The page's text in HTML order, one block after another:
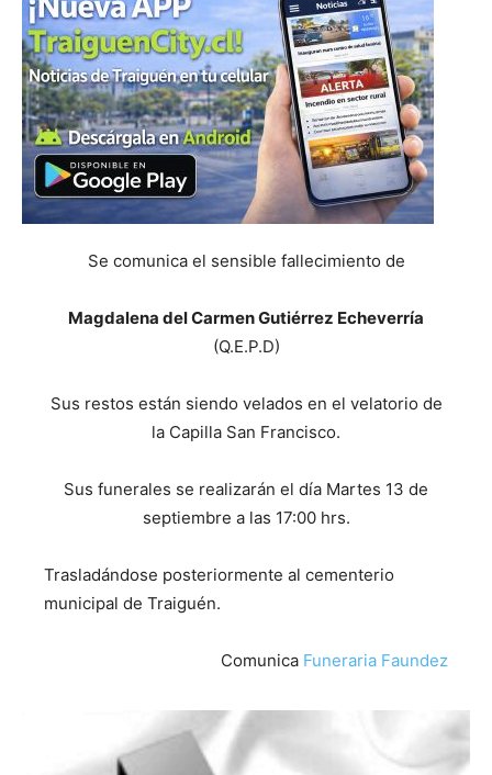
Se comunica el sensible fallecimiento de
Magdalena del Carmen Gutiérrez Echeverría
(Q.E.P.D)
Sus restos están siendo velados en el velatorio de
la Capilla San Francisco.
Sus funerales se realizarán el día Martes 13 de
septiembre a las 17:00 hrs.
Trasladándose posteriormente al cementerio
municipal de Traiguén.
Comunica Funeraria Faundez